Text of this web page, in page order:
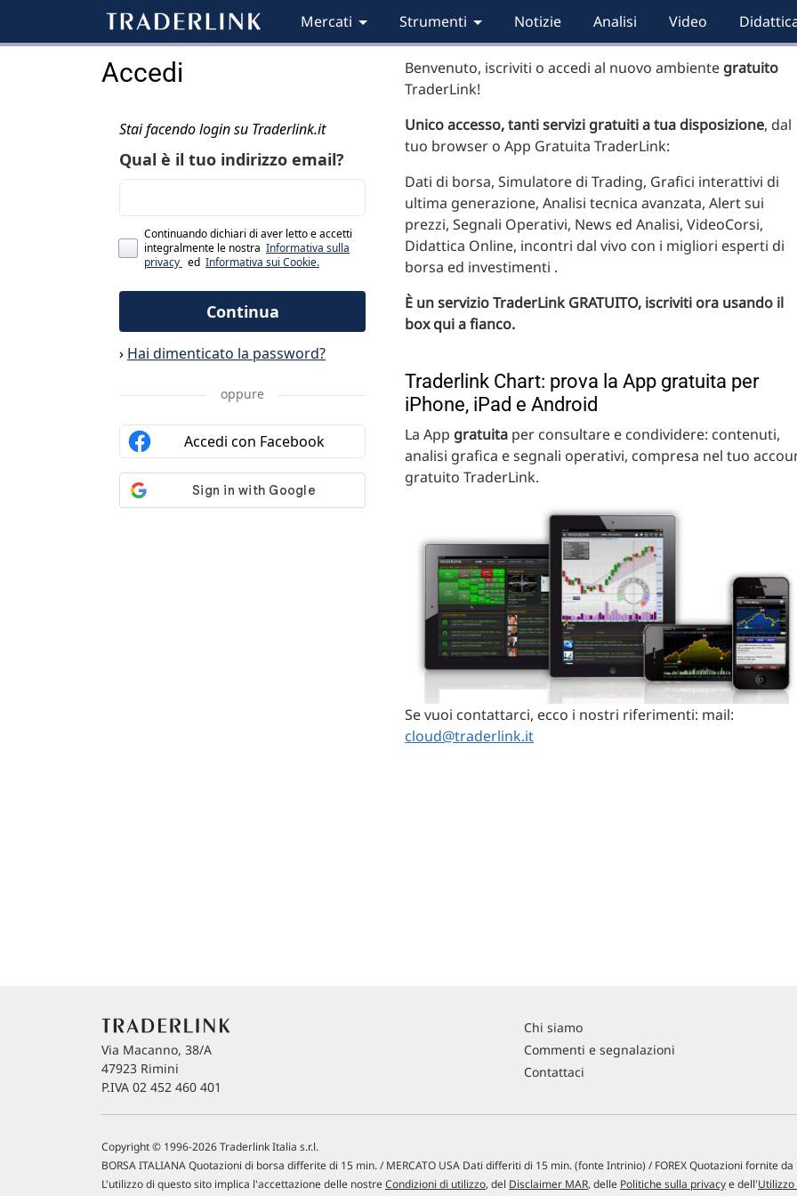
Mercati Strumenti Notizie Analisi Video
Accedi Benvenuto, iscriviti o accedi al nuovo ambiente gratuito
TraderLink!
Unico accesso, tanti servizi gratuiti a tua disposizione, dal
tuo browser o App Gratuita TraderLink:
Dati di borsa, Simulatore di Trading, Grafici interattivi di
ultima generazione, Analisi tecnica avanzata, Alert sui
prezzi, Segnali Operativi, News ed Analisi, VideoCorsi,
Didattica Online, incontri dal vivo con i migliori esperti di
borsa ed investimenti .
È un servizio TraderLink GRATUITO, iscriviti ora usando il
box qui a fianco.
Traderlink Chart: prova la App gratuita per
iPhone, iPad e Android
La App gratuita per consultare e condividere: contenuti,
analisi grafica e segnali operativi, compresa nel tuo
gratuito TraderLink.
Se vuoi contattarci, ecco i nostri riferimenti: mail:
cloud@traderlink.it
Via Macanno, 38/A
47923 Rimini
P.IVA 02 452 460 401
Chi siamo
Commenti e segnalazioni
Contattaci
Copyright © 1996-2026 Traderlink Italia s.r.l.
BORSA ITALIANA Quotazioni di borsa differite di 15 min. / MERCATO USA Dati differiti di 15 min. (fonte Intrinio) / FOREX Quotazioni fornite da
L'utilizzo di questo sito implica l'accettazione delle nostreCondizioni di utilizzo, del Disclaimer MAR, delle Politiche sulla privacye dell'